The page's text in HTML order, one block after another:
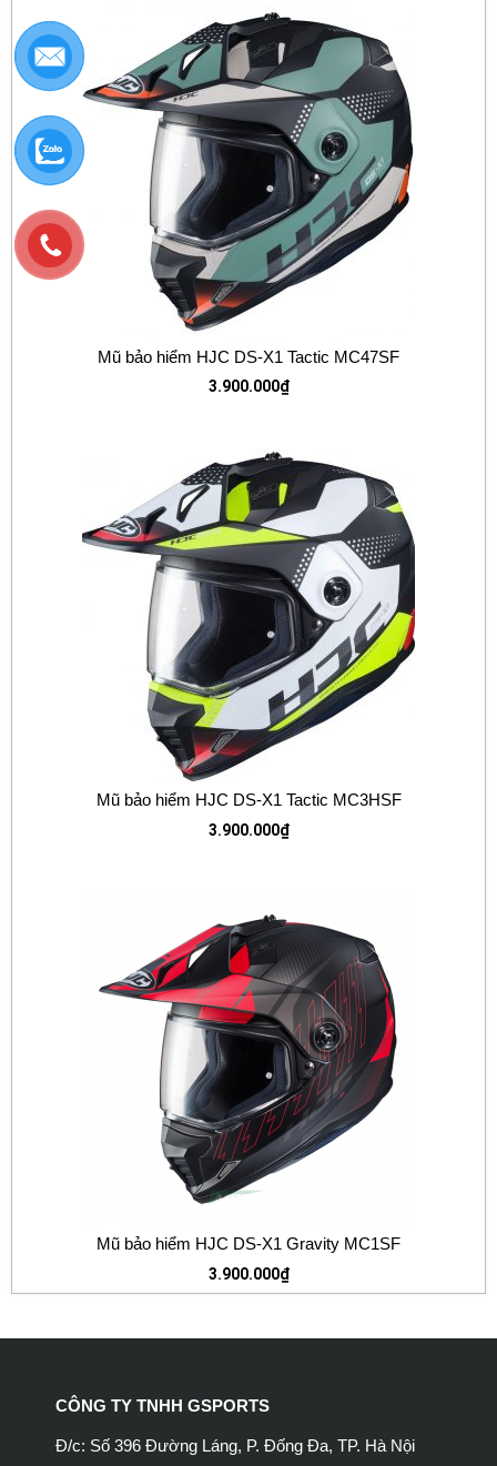
Mũ bảo hiểm HJC DS-X1 Tactic MC47SF
3.900.000₫
Mũ bảo hiểm HJC DS-X1 Tactic MC3HSF
3.900.000₫
Mũ bảo hiểm HJC DS-X1 Gravity MC1SF
3.900.000₫
CÔNG TY TNHH GSPORTS
Đ/c: Số 396 Đường Láng, P. Đống Đa, TP. Hà Nội